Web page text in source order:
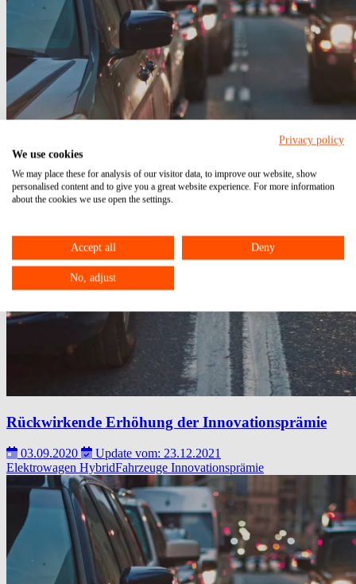
Rückwirkende Erhöhung der Innovationsprämie
03.09.2020
Update vom: 23.12.2021
Elektrowagen HybridFahrzeuge Innovationsprämie
Privacy policy
We use cookies
We may place these for analysis of our visitor data, to improve our website, show
personalised content and to give you a great website experience. For more information
about the cookies we use open the settings.
Accept all Deny
No, adjust